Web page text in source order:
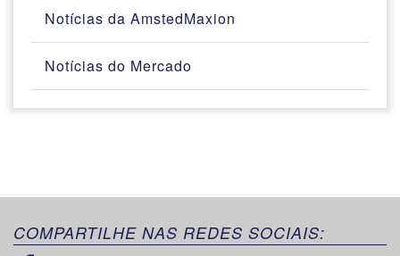
Notícias da AmstedMaxion
Notícias do Mercado
COMPARTILHE NAS REDES SOCIAIS: